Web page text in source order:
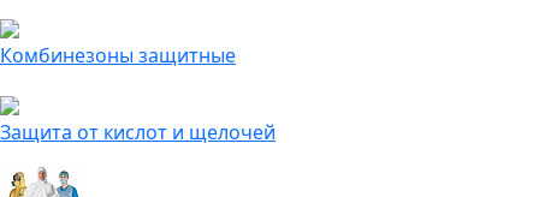
Комбинезоны защитные
Защита от кислот и щелочей